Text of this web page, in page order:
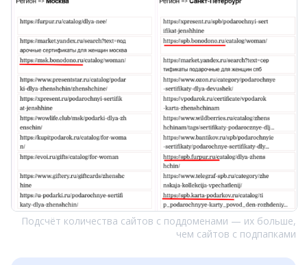
Подсчёт количества сайтов с поддоменами — их больше,
чем сайтов с подпапками